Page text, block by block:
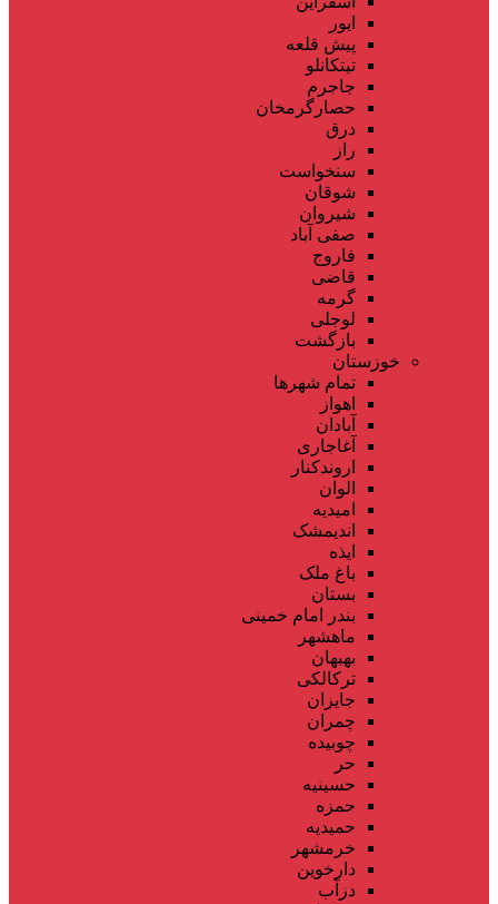
ایور
پیش قلعه
تیتکانلو
جاجرم
حصارگرمخان
درق
راز
سنخواست
شوقان
شیروان
صفی آباد
فاروج
قاضی
گرمه
لوجلی
بازگشت
خوزستان
تمام شهر‌ها
اهواز
آبادان
آغاجاری
اروندکنار
الوان
امیدیه
اندیمشک
ایذه
باغ ملک
بستان
بندر امام خمینی
ماهشهر
بهبهان
ترکالکی
جایزان
چمران
چوبیده
حر
حسینیه
حمزه
حمیدیه
خرمشهر
دارخوین
دزآب